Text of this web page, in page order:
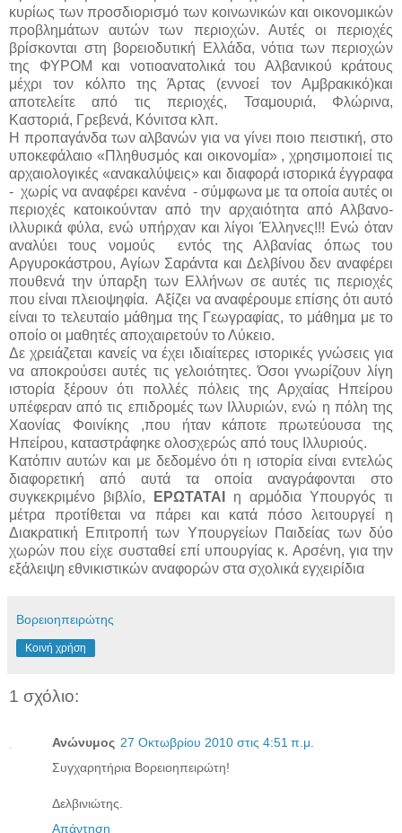
κυρίως των προσδιορισμό των κοινωνικών και οικονομικών
προβλημάτων αυτών των περιοχών. Αυτές οι περιοχές
βρίσκονται στη βορειοδυτική Ελλάδα, νότια των περιοχών
της ΦΥΡΟΜ και νοτιοανατολικά του Αλβανικού κράτους
μέχρι τον κόλπο της Άρτας (εννοεί τον Αμβρακικό)και
αποτελείτε από τις περιοχές, Τσαμουριά, Φλώρινα,
Καστοριά, Γρεβενά, Κόνιτσα κλπ.
Η προπαγάνδα των αλβανών για να γίνει ποιο πειστική, στο
υποκεφάλαιο «Πληθυσμός και οικονομία» , χρησιμοποιεί τις
αρχαιολογικές «ανακαλύψεις» και διαφορά ιστορικά έγγραφα
- χωρίς να αναφέρει κανένα - σύμφωνα με τα οποία αυτές οι
περιοχές κατοικούνταν από την αρχαιότητα από Αλβανο-
ιλλυρικά φύλα, ενώ υπήρχαν και λίγοι Έλληνες!!! Ενώ όταν
αναλύει τους νομούς εντός της Αλβανίας όπως του
Αργυροκάστρου, Αγίων Σαράντα και Δελβίνου δεν αναφέρει
πουθενά την ύπαρξη των Ελλήνων σε αυτές τις περιοχές
που είναι πλειοψηφία. Αξίζει να αναφέρουμε επίσης ότι αυτό
είναι το τελευταίο μάθημα της Γεωγραφίας, το μάθημα με το
οποίο οι μαθητές αποχαιρετούν το Λύκειο.
Δε χρειάζεται κανείς να έχει ιδιαίτερες ιστορικές γνώσεις για
να αποκρούσει αυτές τις γελοιότητες. Όσοι γνωρίζουν λίγη
ιστορία ξέρουν ότι πολλές πόλεις της Αρχαίας Ηπείρου
υπέφεραν από τις επιδρομές των Ιλλυριών, ενώ η πόλη της
Χαονίας Φοινίκης ,που ήταν κάποτε πρωτεύουσα της
Ηπείρου, καταστράφηκε ολοσχερώς από τους Ιλλυριούς.
Κατόπιν αυτών και με δεδομένο ότι η ιστορία είναι εντελώς
διαφορετική από αυτά τα οποία αναγράφονται στο
συγκεκριμένο βιβλίο,
ΕΡΩΤΑΤΑΙ
η αρμόδια Υπουργός τι
μέτρα προτίθεται να πάρει και κατά πόσο λειτουργεί η
Διακρατική Επιτροπή των Υπουργείων Παιδείας των δύο
χωρών που είχε συσταθεί επί υπουργίας κ. Αρσένη, για την
εξάλειψη εθνικιστικών αναφορών στα σχολικά εγχειρίδια
Βορειοηπειρώτης
Κοινή χρήση
1 σχόλιο:
Ανώνυμος 27 Οκτωβρίου 2010 στις 4:51 π.μ.
Συγχαρητήρια Βορειοηπειρώτη!
Δελβινιώτης.
Απάντηση